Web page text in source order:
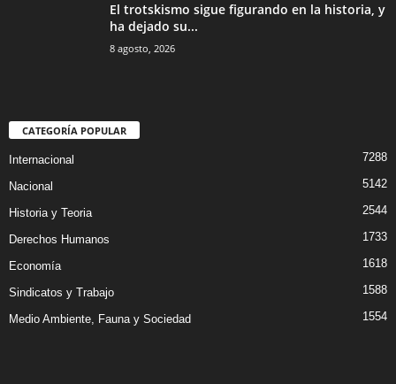
El trotskismo sigue figurando en la historia, y
ha dejado su...
8 agosto, 2026
CATEGORÍA POPULAR
Internacional 7288
Nacional 5142
Historia y Teoria 2544
Derechos Humanos 1733
Economía 1618
Sindicatos y Trabajo 1588
Medio Ambiente, Fauna y Sociedad 1554